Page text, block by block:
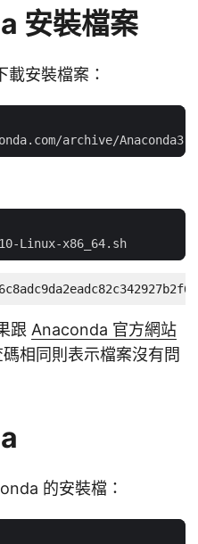
安裝檔案
載安裝檔案：
跟 Anaconda 官方網站
相同則表示檔案沒有問
的安裝檔：